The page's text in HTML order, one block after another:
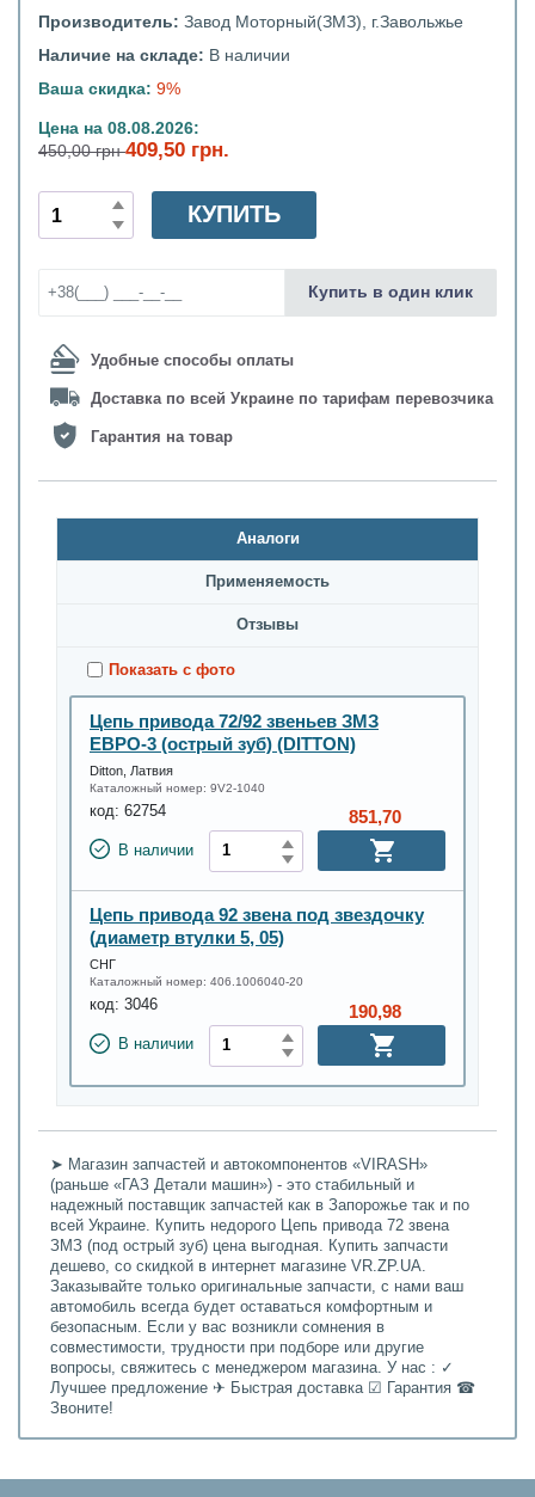
Производитель: Завод Моторный(ЗМЗ), г.Завольжье
Наличие на складе: В наличии
Ваша скидка: 9%
Цена на 08.08.2026:
450,00 грн409,50 грн.
Удобные способы оплаты
Доставка по всей Украине по тарифам перевозчика
Гарантия на товар
КУПИТЬ
Купить в один клик
Аналоги
Применяемость
Oтзывы
Показать с фото
Цепь привода 72/92 звеньев ЗМЗ
ЕВРО-3 (острый зуб) (DITTON)
Ditton, Латвия
Каталожный номер: 9V2-1040
код: 62754
В наличии
851,70
Цепь привода 92 звена под звездочку
(диаметр втулки 5, 05)
СНГ
Каталожный номер: 406.1006040-20
код: 3046
В наличии
190,98
➤ Магазин запчастей и автокомпонентов «VIRASH»
(раньше «ГАЗ Детали машин») - это стабильный и
надежный поставщик запчастей как в Запорожье так и по
всей Украине. Купить недорого Цепь привода 72 звена
ЗМЗ (под острый зуб) цена выгодная. Купить запчасти
дешево, со скидкой в интернет магазине VR.ZP.UA.
Заказывайте только оригинальные запчасти, с нами ваш
автомобиль всегда будет оставаться комфортным и
безопасным. Если у вас возникли сомнения в
совместимости, трудности при подборе или другие
вопросы, свяжитесь с менеджером магазина. У нас : ✓
Лучшее предложение ✈ Быстрая доставка ☑ Гарантия ☎
Звоните!